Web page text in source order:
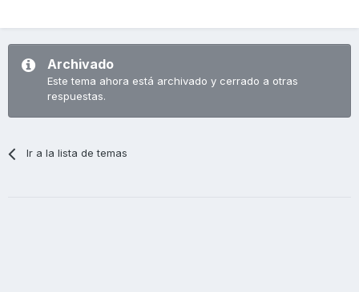
Archivado
Este tema ahora está archivado y cerrado a otras
respuestas.
Ir a la lista de temas